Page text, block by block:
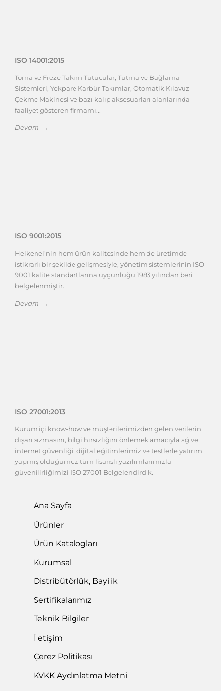
ISO 14001:2015
Torna ve Freze Takım Tutucular, Tutma ve Bağlama
Sistemleri, Yekpare Karbür Takımlar, Otomatik Kılavuz
Çekme Makinesi ve bazı kalıp aksesuarları alanlarında
faaliyet gösteren firmamı...
Devam →
ISO 9001:2015
Heikenei'nin hem ürün kalitesinde hem de üretimde
istikrarlı bir şekilde gelişmesiyle, yönetim sistemlerinin ISO
9001 kalite standartlarına uygunluğu 1983 yılından beri
belgelenmiştir.
Devam →
ISO 27001:2013
Kurum içi know-how ve müşterilerimizden gelen verilerin
dışarı sızmasını, bilgi hırsızlığını önlemek amacıyla ağ ve
internet güvenliği, dijital eğitimlerimiz ve testlerle yatırım
yapmış olduğumuz tüm lisanslı yazılımlarımızla
güvenilirliğimizi ISO 27001 Belgelendirdik.
Ana Sayfa
Ürünler
Ürün Katalogları
Kurumsal
Distribütörlük, Bayilik
Sertifikalarımız
Teknik Bilgiler
İletişim
Çerez Politikası
KVKK Aydınlatma Metni